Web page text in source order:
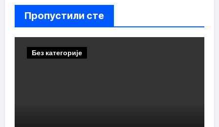
Пропустили сте
Без категорије